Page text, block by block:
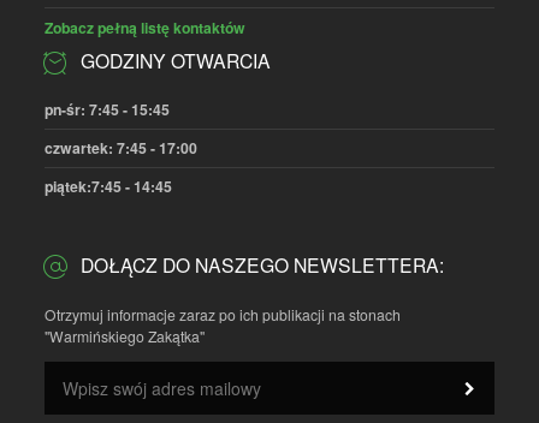
Zobacz pełną listę kontaktów
GODZINY OTWARCIA
pn-śr: 7:45 - 15:45
czwartek: 7:45 - 17:00
piątek:7:45 - 14:45
DOŁĄCZ DO NASZEGO NEWSLETTERA:
Otrzymuj informacje zaraz po ich publikacji na stonach
"Warmińskiego Zakątka"